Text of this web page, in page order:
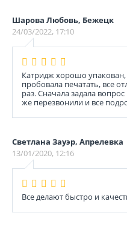
Шарова Любовь, Бежецк
24/03/2022, 17:10
Катридж хорошо
пробовала печатать, все
раз. Сначала задала
же перезвонили и все
Светлана Зауэр, Апрелевка
13/01/2020, 12:16
Все делают быстро и